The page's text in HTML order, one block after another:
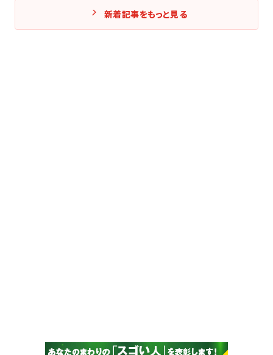
新着記事をもっと見る